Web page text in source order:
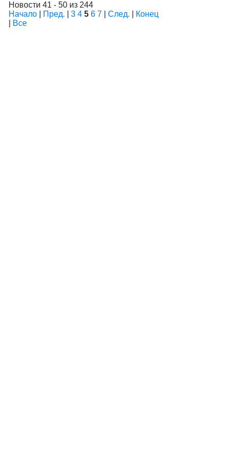
Новости 41 - 50 из 244
Начало
Пред. 3 4 5 6 7 След.
Конец
Все